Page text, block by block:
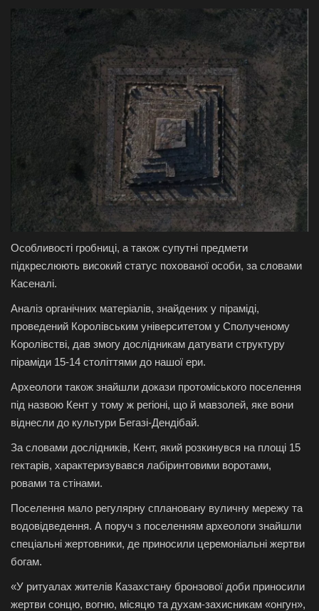
Особливості гробниці, а також супутні предмети
підкреслюють високий статус похованої особи, за словами
Касеналі.
Аналіз органічних матеріалів, знайдених у піраміді,
проведений Королівським університетом у Сполученому
Королівстві, дав змогу дослідникам датувати структуру
піраміди 15-14 століттями до нашої ери.
Археологи також знайшли докази протоміського поселення
під назвою Кент у тому ж регіоні, що й мавзолей, яке вони
віднесли до культури Бегазі-Дендібай.
За словами дослідників, Кент, який розкинувся на площі 15
гектарів, характеризувався лабіринтовими воротами,
ровами та стінами.
Поселення мало регулярну сплановану вуличну мережу та
водовідведення. А поруч з поселенням археологи знайшли
спеціальні жертовники, де приносили церемоніальні жертви
богам.
«У ритуалах жителів Казахстану бронзової доби приносили
жертви сонцю, вогню, місяцю та духам-захисникам «онгун»,